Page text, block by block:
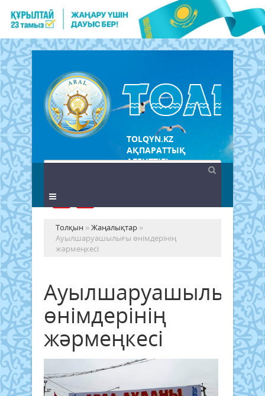
TOLQYN.KZ
АҚПАРАТТЫҚ
АГЕНТТІГІ
Толқын »Жаңалықтар »
Ауылшаруашылығы өнімдерінің
жәрмеңкесі
Ауылшаруашылығы
өнімдерінің
жәрмеңкесі